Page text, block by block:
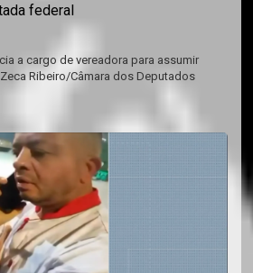
federal
a cargo de vereadora para assumir
Ribeiro/Câmara dos Deputados